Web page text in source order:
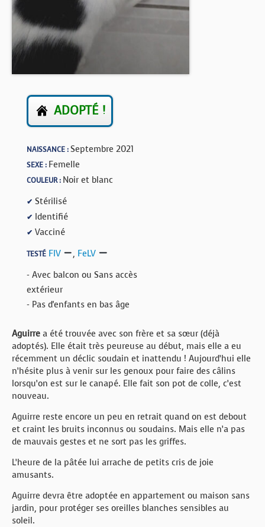
ADOPTÉ !
NAISSANCE :Septembre 2021
SEXE : Femelle
COULEUR : Noir et blanc
✔ Stérilisé
✔ Identifié
✔ Vacciné
TESTÉ FIV , FeLV
- Avec balcon ou Sans accès
extérieur
- Pas d'enfants en bas âge
Aguirre a été trouvée avec son frère et sa sœur (déjà
adoptés). Elle était très peureuse au début, mais elle a eu
récemment un déclic soudain et inattendu ! Aujourd’hui elle
n’hésite plus à venir sur les genoux pour faire des câlins
lorsqu’on est sur le canapé. Elle fait son pot de colle, c’est
nouveau.
Aguirre reste encore un peu en retrait quand on est debout
et craint les bruits inconnus ou soudains. Mais elle n’a pas
de mauvais gestes et ne sort pas les griffes.
L’heure de la pâtée lui arrache de petits cris de joie
amusants.
Aguirre devra être adoptée en appartement ou maison sans
jardin, pour protéger ses oreilles blanches sensibles au
soleil.